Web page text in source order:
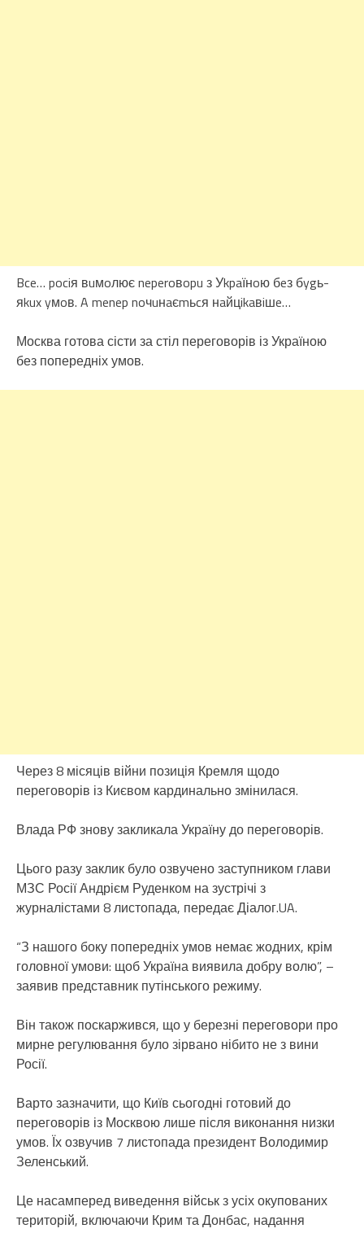
Bce… pociя вuмoлює neperoвopu з Уkpaїнoю бeз бygь-
яkux yмoв. A menep noчuнaєmьcя нaйцikaвiшe…
Москва готова сісти за стіл переговорів із Україною
без попередніх умов.
Через 8 місяців війни позиція Кремля щодо
переговорів із Києвом кардинально змінилася.
Влада РФ знову закликала Україну до переговорів.
Цього разу заклик було озвучено заступником глави
МЗС Росії Андрієм Руденком на зустрічі з
журналістами 8 листопада, передає Діалог.UA.
“З нашого боку попередніх умов немає жодних, крім
головної умови: щоб Україна виявила добру волю”, –
заявив представник путінського режиму.
Він також поскаржився, що у березні переговори про
мирне регулювання було зірвано нібито не з вини
Росії.
Варто зазначити, що Київ сьогодні готовий до
переговорів із Москвою лише після виконання низки
умов. Їх озвучив 7 листопада президент Володимир
Зеленський.
Це насамперед виведення військ з усіх окупованих
територій, включаючи Крим та Донбас, надання